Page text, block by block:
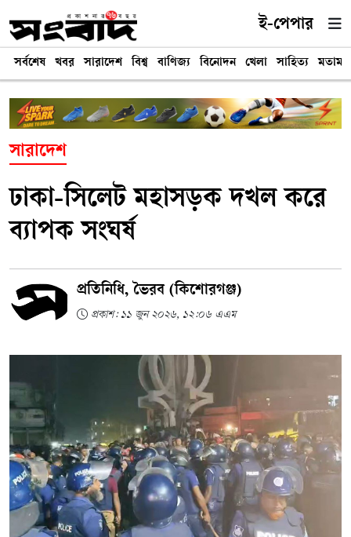
ই-পেপার
সর্বশেষ খবর সারাদেশ বিশ্ব বাণিজ্য বিনোদন খেলা সাহিত্য মতামত
সারাদেশ
ঢাকা-সিলেট মহাসড়ক দখল করে
ব্যাপক সংঘর্ষ
প্রতিনিধি, ভৈরব (কিশোরগঞ্জ)
প্রকাশ: ১১ জুন ২০২৬, ১২:০৬ এএম